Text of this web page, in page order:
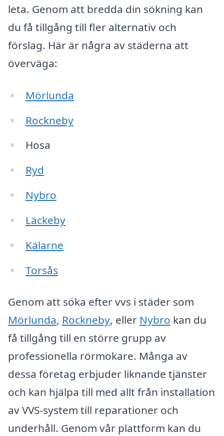
leta. Genom att bredda din sökning kan
du få tillgång till fler alternativ och
förslag. Här är några av städerna att
överväga:
Mörlunda
Rockneby
Hosa
Ryd
Nybro
Läckeby
Kälarne
Torsås
Genom att söka efter vvs i städer som
Mörlunda, Rockneby, eller Nybro kan du
få tillgång till en större grupp av
professionella rörmokare. Många av
dessa företag erbjuder liknande tjänster
och kan hjälpa till med allt från installation
av VVS-system till reparationer och
underhåll. Genom vår plattform kan du